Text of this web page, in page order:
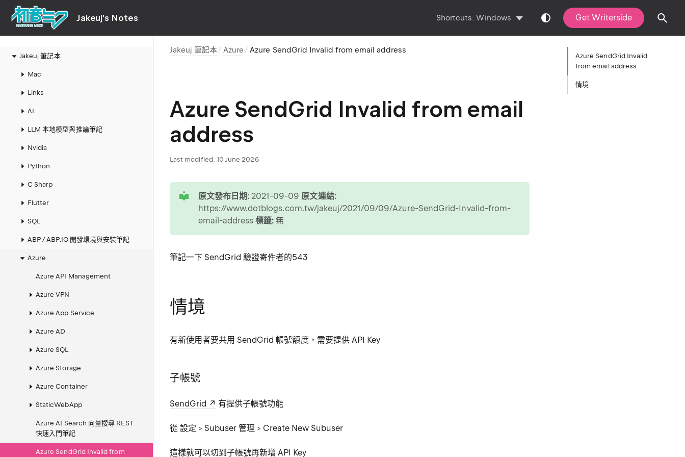
Jakeuj's Notes Shortcuts:Windows Get Writerside
Jakeuj 筆記本
Mac
Links
AI
LLM 本地模型與推論筆記
Nvidia
Python
C Sharp
Flutter
SQL
ABP / ABP.IO 開發環境與安裝筆記
Azure
Azure API Management
Azure VPN
Azure App Service
Azure AD
Azure SQL
Azure Storage
Azure Container
StaticWebApp
Azure AI Search 向量搜尋 REST
快速入門筆記
Azure SendGrid Invalid from
Jakeuj 筆記本 Azure Azure SendGrid Invalid from email address
Azure SendGrid Invalid from email
address
Last modified: 10 June 2026
原文發布日期: 2021-09-09 原文連結:
https://www.dotblogs.com.tw/jakeuj/2021/09/09/Azure-SendGrid-Invalid-from-
email-address標籤: 無
筆記一下 SendGrid 驗證寄件者的543
情境
有新使用者要共用 SendGrid 帳號額度，需要提供 API Key
子帳號
SendGrid 有提供子帳號功能
從 設定 > Subuser 管理 > Create New Subuser
這樣就可以切到子帳號再新增 API Key
Azure SendGrid Invalid
from email address
情境